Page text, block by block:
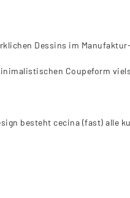
Dessins im
Coupeform
besteht cecina (fast) alle